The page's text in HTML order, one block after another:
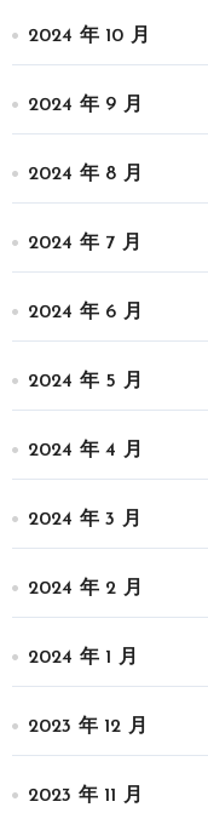
2024 年 10 月
2024 年 9 月
2024 年 8 月
2024 年 7 月
2024 年 6 月
2024 年 5 月
2024 年 4 月
2024 年 3 月
2024 年 2 月
2024 年 1 月
2023 年 12 月
2023 年 11 月